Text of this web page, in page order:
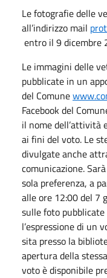
Le fotografie delle
all’indirizzo mail
entro il 9 dicembre
Le immagini delle
pubblicate in un
del Comune
Facebook del
il nome dell’attività
ai fini del voto. Le
divulgate anche
comunicazione.
sola preferenza, a
alle ore 12:00 del 7
sulle foto
l’espressione di un
sita presso la
apertura della
voto è disponibile